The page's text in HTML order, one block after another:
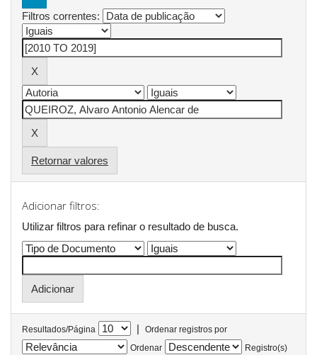
Filtros correntes:
Retornar valores
Adicionar filtros:
Utilizar filtros para refinar o resultado de busca.
Resultados/Página |
Ordenar registros por
Ordenar
Registro(s)